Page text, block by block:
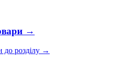
→
до розділу →